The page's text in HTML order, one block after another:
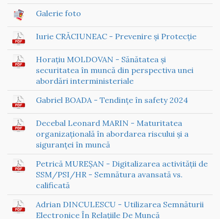
Galerie foto
Iurie CRĂCIUNEAC - Prevenire și Protecție
Horațiu MOLDOVAN - Sănătatea și
securitatea în muncă din perspectiva unei
abordări interministeriale
Gabriel BOADA - Tendințe în safety 2024
Decebal Leonard MARIN - Maturitatea
organizațională în abordarea riscului și a
siguranței în muncă
Petrică MUREȘAN - Digitalizarea activității de
SSM/PSI/HR - Semnătura avansată vs.
calificată
Adrian DINCULESCU - Utilizarea Semnăturii
Electronice În Relațiile De Muncă